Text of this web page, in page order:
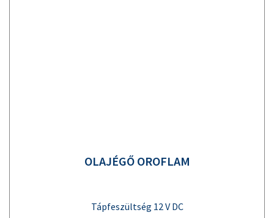
OLAJÉGŐ OROFLAM
Tápfeszültség 12 V DC